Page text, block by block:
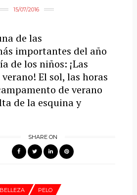
15/07/2016
de las
importantes del año
de los niños: ¡Las
El sol, las horas
de verano
de la esquina y
SHARE ON
BELLEZA PELO